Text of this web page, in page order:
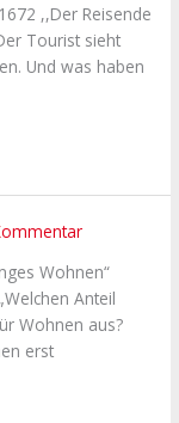
,,Der Reisende
Tourist sieht
Und was haben
Wohnen“
Anteil
Wohnen aus?
erst